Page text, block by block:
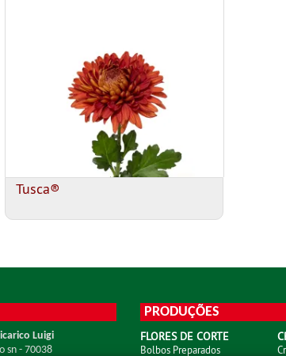
Tusca®
Luigi
sn - 70038
PRODUÇÕES
FLORES DE CORTE
Bolbos Preparados